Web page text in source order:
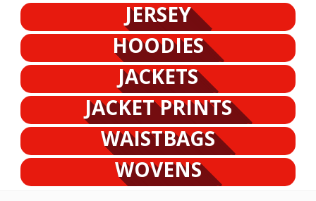
JERSEY
HOODIES
JACKETS
JACKET PRINTS
WAISTBAGS
WOVENS